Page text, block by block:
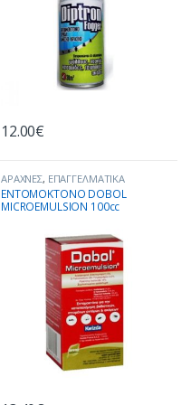
12.00€
ΑΡΑΧΝΕΣ, ΕΠΑΓΓΕΛΜΑΤΙΚΑ
ΕΝΤΟΜΟΚΤΟΝΑ,ΚΑΤΑΠΟΛΕΜΗΣΗ
ΕΝΤΟΜΩΝ,ΚΑΤΣΑΡΙΔΕΣ,ΚΟΡΙΟΙ
ΚΟΥΝΟΥΠΙΑ,ΜΥΓΕΣ ,ΣΚΟΡΟΙ
ENTOMOKTONO DOBOL
MICROEMULSION 100cc